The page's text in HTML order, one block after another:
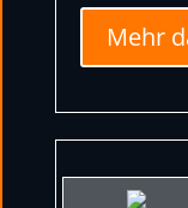
Mehr